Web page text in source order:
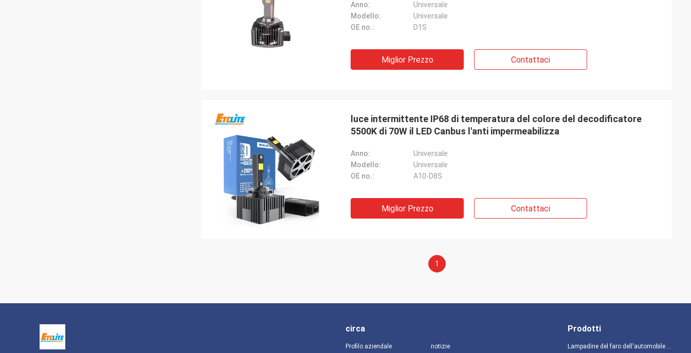
Anno:
Universale
Modello:
Universale
OE no.:
D1S
Miglior Prezzo Contattaci
luce intermittente IP68 di temperatura del colore del decodificatore
5500K di 70W il LED Canbus l'anti impermeabilizza
Anno:
Universale
Modello:
Universale
OE no.:
A10-D8S
Miglior Prezzo Contattaci
1
circa
Profilo aziendale notizie
Prodotti
Lampadine del faro dell'automobile LED